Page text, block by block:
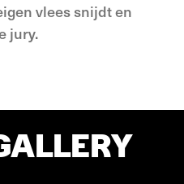
vlees snijdt en
jury.